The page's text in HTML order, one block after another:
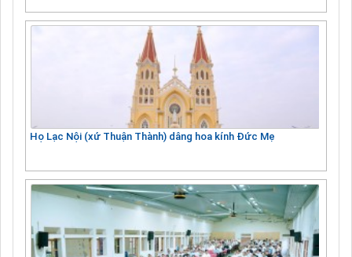
Họ Lạc Nội (xứ Thuận Thành) dâng hoa kính Đức Mẹ